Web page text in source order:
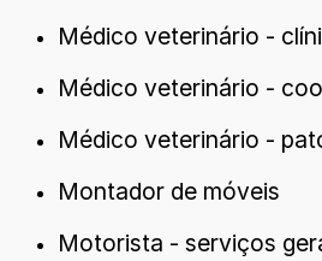
Médico veterinário -
Médico veterinário -
Médico veterinário -
Montador de móveis
Motorista - serviços